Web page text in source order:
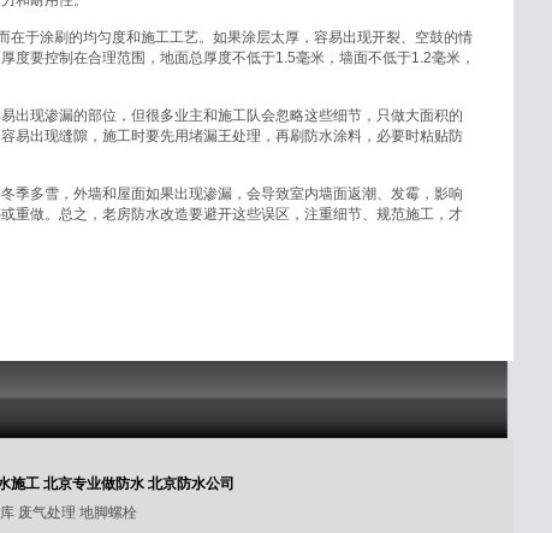
于涂刷的均匀度和施工工艺。如果涂层太厚，容易出现开裂、空鼓的情
要控制在合理范围，地面总厚度不低于1.5毫米，墙面不低于1.2毫米，
出现渗漏的部位，但很多业主和施工队会忽略这些细节，只做大面积的
易出现缝隙，施工时要先用堵漏王处理，再刷防水涂料，必要时粘贴防
季多雪，外墙和屋面如果出现渗漏，会导致室内墙面返潮、发霉，影响
重做。总之，老房防水改造要避开这些误区，注重细节、规范施工，才
施工 北京专业做防水 北京防水公司
废气处理 地脚螺栓